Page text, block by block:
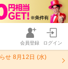
会員登録 ログイン
せ 8月12日 (水)